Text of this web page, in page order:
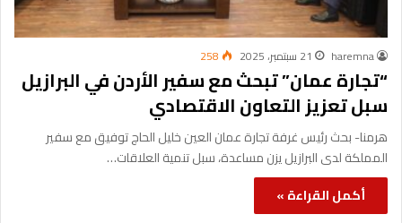
haremna 21 سبتمبر، 2025 258
“تجارة عمان” تبحث مع سفير الأردن في البرازيل
سبل تعزيز التعاون الاقتصادي
هرمنا- بحث رئيس غرفة تجارة عمان العين خليل الحاج توفيق مع سفير
المملكة لدى البرازيل يزن مساعدة، سبل تنمية العلاقات…
أكمل القراءة »